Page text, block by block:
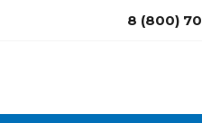
8 (800)